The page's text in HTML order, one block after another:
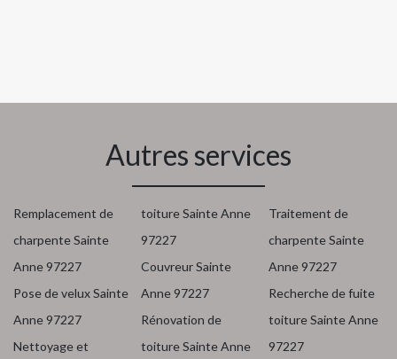
Autres services
Remplacement de
charpente Sainte
Anne 97227
Pose de velux Sainte
Anne 97227
Nettoyage et
toiture Sainte Anne
97227
Couvreur Sainte
Anne 97227
Rénovation de
toiture Sainte Anne
Traitement de
charpente Sainte
Anne 97227
Recherche de fuite
toiture Sainte Anne
97227